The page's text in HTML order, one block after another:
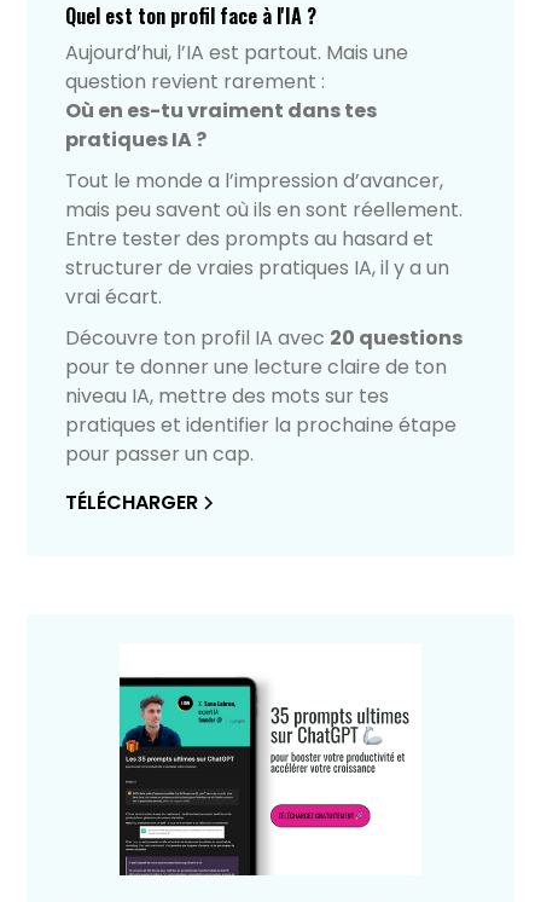
Quel est ton profil face à l'IA ?
Aujourd’hui, l’IA est partout. Mais une
question revient rarement :
Où en es-tu vraiment dans tes
pratiques IA ?
Tout le monde a l’impression d’avancer,
mais peu savent où ils en sont réellement.
Entre tester des prompts au hasard et
structurer de vraies pratiques IA, il y a un
vrai écart.
Découvre ton profil IA avec 20 questions
pour te donner une lecture claire de ton
niveau IA, mettre des mots sur tes
pratiques et identifier la prochaine étape
pour passer un cap.
TÉLÉCHARGER